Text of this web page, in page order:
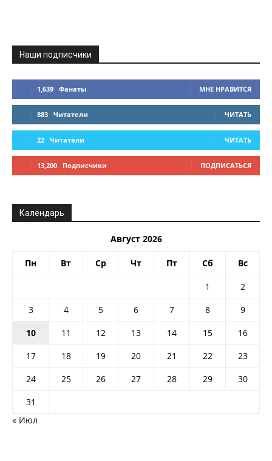
Наши подписчики
1,639 Фанаты МНЕ НРАВИТСЯ
883 Читатели ЧИТАТЬ
22 Читатели ЧИТАТЬ
13,200 Подписчики ПОДПИСАТЬСЯ
Календарь
Август 2026
Пн Вт Ср Чт Пт Сб Вс
1
2
3
4 5 6 7 8
9
10
11 12 13 14 15
16
17
18 19 20 21 22
23
24
25 26 27 28 29
30
31
« Июл